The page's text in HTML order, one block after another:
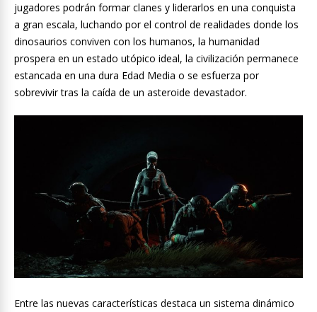
jugadores podrán formar clanes y liderarlos en una conquista
a gran escala, luchando por el control de realidades donde los
dinosaurios conviven con los humanos, la humanidad
prospera en un estado utópico ideal, la civilización permanece
estancada en una dura Edad Media o se esfuerza por
sobrevivir tras la caída de un asteroide devastador.
Entre las nuevas características destaca un sistema dinámico